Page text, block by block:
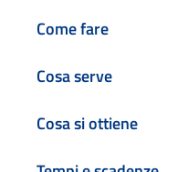
Come fare
Cosa serve
Cosa si ottiene